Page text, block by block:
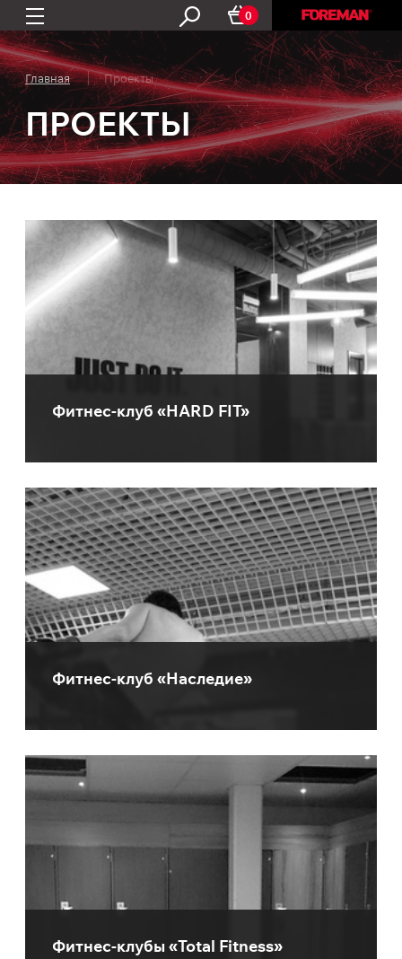
0
Главная Проекты
ПРОЕКТЫ
Фитнес-клуб «HARD FIT»
Фитнес-клуб «Наследие»
Фитнес-клубы «Total Fitness»